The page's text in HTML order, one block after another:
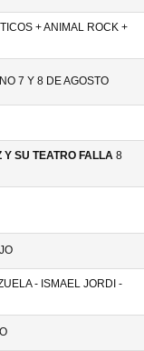
+ ANIMAL ROCK +
7 Y 8 DE AGOSTO
SU TEATRO FALLA 8
- ISMAEL JORDI -